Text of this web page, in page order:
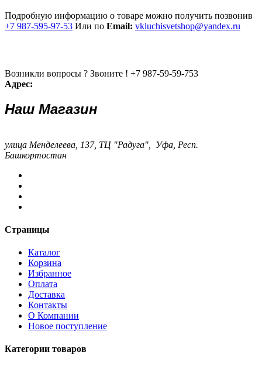
Подробную информацию о товаре можно получить позвонив
+7 987-595-97-53 Или по Email: vkluchisvetshop@yandex.ru
Возникли вопросы ? Звоните ! +7 987-59-59-753
Адрес:
Наш Магазин
улица Менделеева, 137, ТЦ "Радуга", Уфа, Респ.
Башкортостан
Страницы
Каталог
Корзина
Избранное
Оплата
Доставка
Контакты
О Компании
Новое поступление
Категории товаров